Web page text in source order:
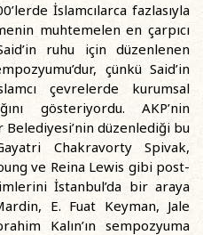
İslamcılarca fazlasıyla
muhtemelen en çarpıcı
ruhu için düzenlenen
çünkü Said’in
çevrelerde kurumsal
gösteriyordu. AKP’nin
düzenlediği bu
Chakravorty Spivak,
ve Reina Lewis gibi post-
İstanbul’da bir araya
E. Fuat Keyman, Jale
Kalın’ın sempozyuma